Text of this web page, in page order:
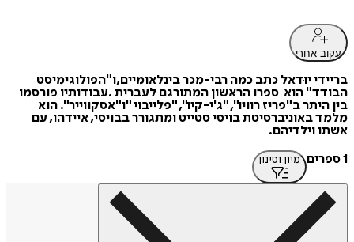
עקוב אחרי
בריידי‭ ‬יוּדאל‭ ‬כתב‭ ‬כמה‭ ‬רבי-מכר‭ ‬בינלאומיים,ו"הפולוגימיסט
‬אשתו‭ ‬וילדיהם‭.‬
1 ספרים
מיון וסינון